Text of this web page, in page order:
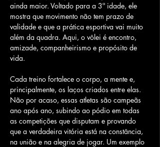
ainda maior. Voltado para a 3ª idade, ele
mostra que movimento não tem prazo de
validade e que a prática esportiva vai muito
além da quadra. Aqui, o vôlei é encontro,
amizade, companheirismo e propósito de
vida.
Cada treino fortalece o corpo, a mente e,
principalmente, os laços criados entre elas.
Não por acaso, essas atletas são campeãs
ano após ano, subindo ao pódio em todas
as competições que disputam e provando
que a verdadeira vitória está na constância,
na união e na alegria de jogar. Um exemplo